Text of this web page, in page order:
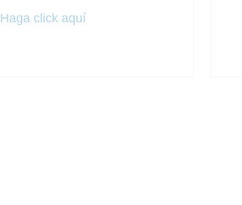
Haga click aquí